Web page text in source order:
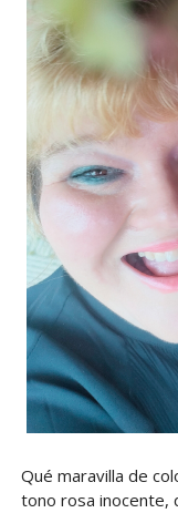
Qué maravilla de
tono rosa inocente,